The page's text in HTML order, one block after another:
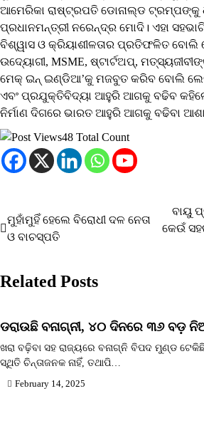
ଆମେରିକା ରାଷ୍ଟ୍ରପତି ଡୋନାଲ୍ଡ ଟ୍ରମ୍ପଙ୍କୁ
ପ୍ରଧାନମନ୍ତ୍ରୀ ନରେନ୍ଦ୍ର ମୋଦି। ଏହା
ବିଶ୍ୱାସ ଓ କ୍ରିୟାଶୀଳତାର ପ୍ରତିଫଳିତ ବୋଲି
ଉଦ୍ୟୋଗୀ, MSME, ଷ୍ଟାର୍ଟଅପ୍,
ମେକ୍ ଇନ୍ ଇଣ୍ଡିଆ’କୁ ମଜବୁତ କରିବ ବୋଲି
ଏବଂ ପ୍ରଯୁକ୍ତିବିଦ୍ୟା ଆହୁରି ଆଗକୁ ବଢିବ
ନିର୍ମାଣ ଦିଗରେ ଭାରତ ଆହୁରି ଆଗକୁ ବଢିବା
48 Total Count
Post
navigation
ମୁହାଁମୁହିଁ ହେଲେ ବିରୋଧୀ ଦଳ ନେତା
ଓ ବାଚସ୍ପତି
ବାୟୁ
କେଉଁ
Related Posts
ଡରାଉଛି ବନାଗ୍ନୀ, ୪୦ ଦିନରେ ୩୬ ବଡ଼
ଖରା ବଢ଼ିବା ସହ ରାଜ୍ୟରେ ବନାଗ୍ନି ବିପଦ ମୁଣ୍ଡ
ସ୍ଥିତି ଚିନ୍ତାଜନକ ନାହିଁ, ତଥାପି…
February 14, 2025